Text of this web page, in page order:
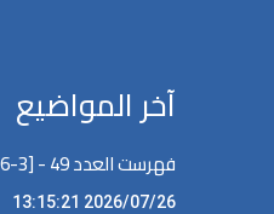
آخر المواضيع
فهرست العدد 49 - [3-2026]
2026/07/26 13:15:21